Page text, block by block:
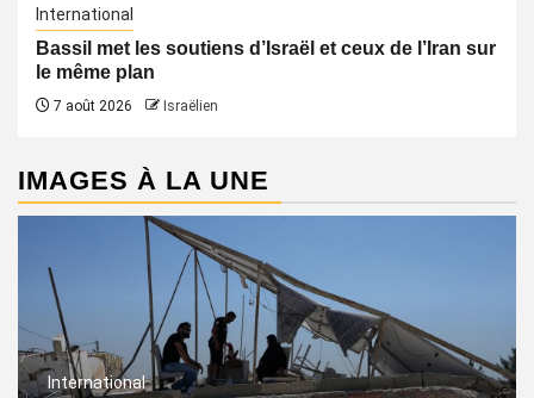
International
Bassil met les soutiens d’Israël et ceux de l’Iran sur
le même plan
7 août 2026 Israëlien
IMAGES À LA UNE
International